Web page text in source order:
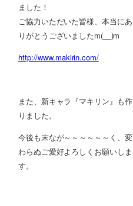
ました！
ご協力いただいた皆様、本当にあ
りがとうございましたm(__)m
http://www.makirin.com/
また、新キャラ『マキリン』も作
りました。
今後も末なが～～～～～～く、変
わらぬご愛好よろしくお願いしま
す。